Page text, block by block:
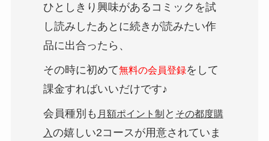
ひとしきり興味があるコミックを試
し読みしたあとに続きが読みたい作
品に出合ったら、
その時に初めて無料の会員登録をして
課金すればいいだけです♪
会員種別も 月額ポイント制 と その都度購
入の嬉しい2コースが用意されていま